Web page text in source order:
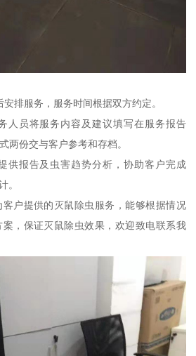
排服务，服务时间根据双方约定。
人员将服务内容及建议填写在服务报告
两份交与客户参考和存档。
供报告及虫害趋势分析，协助客户完成
。
户提供的灭鼠除虫服务，能够根据情况
，保证灭鼠除虫效果，欢迎致电联系我